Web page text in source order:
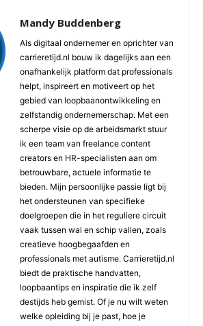
Mandy Buddenberg
Als digitaal ondernemer en oprichter van
carrieretijd.nl bouw ik dagelijks aan een
onafhankelijk platform dat professionals
helpt, inspireert en motiveert op het
gebied van loopbaanontwikkeling en
zelfstandig ondernemerschap. Met een
scherpe visie op de arbeidsmarkt stuur
ik een team van freelance content
creators en HR-specialisten aan om
betrouwbare, actuele informatie te
bieden. Mijn persoonlijke passie ligt bij
het ondersteunen van specifieke
doelgroepen die in het reguliere circuit
vaak tussen wal en schip vallen, zoals
creatieve hoogbegaafden en
professionals met autisme. Carrieretijd.nl
biedt de praktische handvatten,
loopbaantips en inspiratie die ik zelf
destijds heb gemist. Of je nu wilt weten
welke opleiding bij je past, hoe je